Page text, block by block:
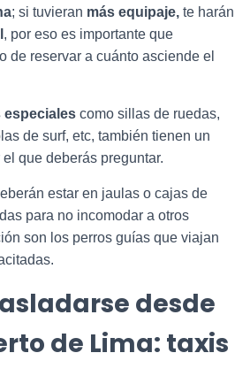
; si tuvieran más equipaje, te harán
, por eso es importante que
de reservar a cuánto asciende el
especiales como sillas de ruedas,
de surf, etc, también tienen un
que deberás preguntar.
estar en jaulas o cajas de
para no incomodar a otros
son los perros guías que viajan
desde
de Lima: taxis